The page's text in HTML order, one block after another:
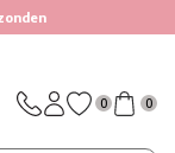
0 0